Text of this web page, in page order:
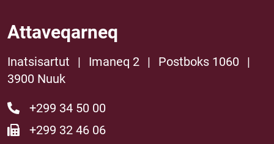
Attaveqarneq
Inatsisartut | Imaneq 2 | Postboks 1060
|
3900 Nuuk
+299 34 50 00
+299 32 46 06